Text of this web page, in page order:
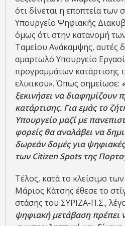
ότι δίνεται η εποπτεία
Υπουργείο Ψηφιακής
όμως ότι στην κατανομή
Ταμείου Ανάκαμψης, αυτές
αμαρτωλό Υπουργείο
προγραμμάτων κατάρτισης
ελικικου». Όπως σημείωσε:
ξεκινήσει να διαφημίζουν
κατάρτισης. Για εμάς το
Υπουργείο μαζί με
φορείς θα αναλάβει να
δωρεάν δομές για
τωνCitizenSpots της
Τέλος, κατά το κλείσιμο
Μάριος Κάτσης έθεσε το
στάσης του ΣΥΡΙΖΑ-Π.Σ.,
ψηφιακή μετάβαση πρέπει